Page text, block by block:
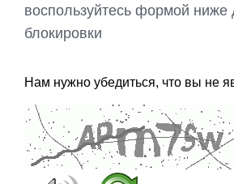
воспользуйтесь формой ниже
блокировки
Нам нужно убедиться, что вы не